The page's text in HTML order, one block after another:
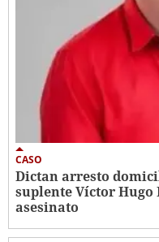
CASO
Dictan arresto
suplente Víctor Hugo
asesinato